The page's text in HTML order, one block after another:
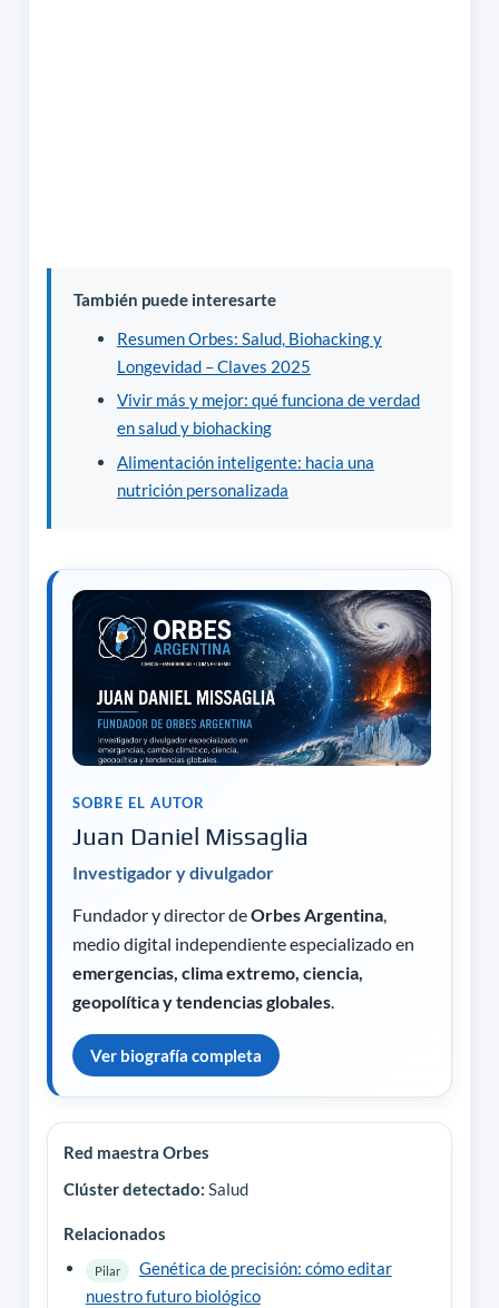
También puede interesarte
Resumen Orbes: Salud, Biohacking y
Longevidad – Claves 2025
Vivir más y mejor: qué funciona de verdad
en salud y biohacking
Alimentación inteligente: hacia una
nutrición personalizada
SOBRE EL AUTOR
Juan Daniel Missaglia
Investigador y divulgador
Fundador y director deOrbes Argentina,
medio digital independiente especializado en
emergencias, clima extremo, ciencia,
geopolítica y tendencias globales.
Ver biografía completa
Red maestra Orbes
Clúster detectado: Salud
Relacionados
Pilar
Genética de precisión: cómo editar
nuestro futuro biológico